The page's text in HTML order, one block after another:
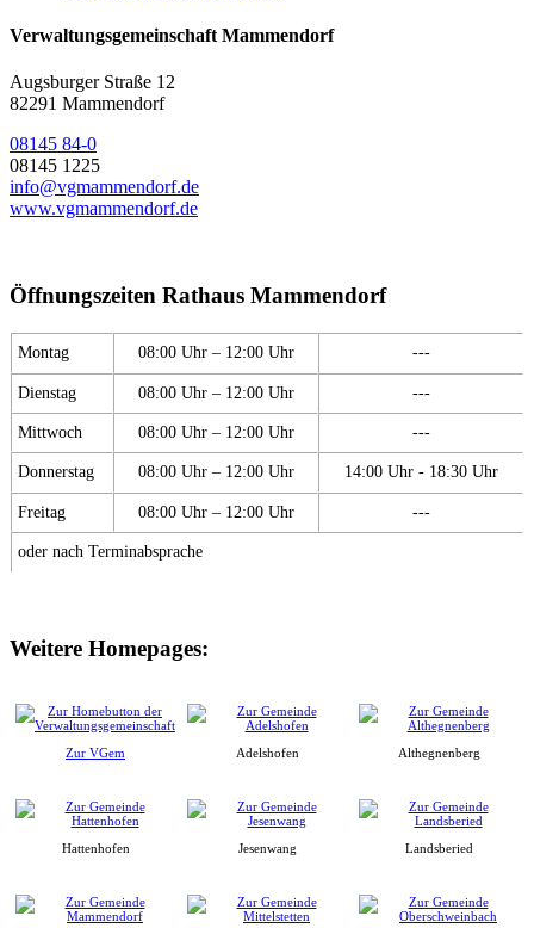
Verwaltungsgemeinschaft Mammendorf
Augsburger Straße 12
82291 Mammendorf
08145 84-0
08145 1225
info@vgmammendorf.de
www.vgmammendorf.de
Öffnungszeiten Rathaus Mammendorf
Montag 08:00 Uhr – 12:00 Uhr ---
Dienstag 08:00 Uhr – 12:00 Uhr ---
Mittwoch 08:00 Uhr – 12:00 Uhr ---
Donnerstag 08:00 Uhr – 12:00 Uhr 14:00 Uhr - 18:30 Uhr
Freitag 08:00 Uhr – 12:00 Uhr ---
oder nach Terminabsprache
Weitere Homepages:
Zur VGem Adelshofen Althegnenberg
Hattenhofen Jesenwang Landsberied